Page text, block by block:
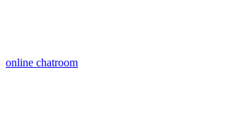
online chatroom